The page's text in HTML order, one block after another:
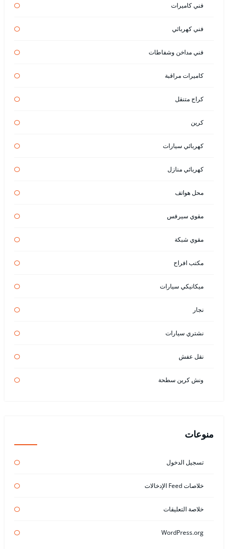
فني كاميرات
فني كهربائي
فني مداخن وشفاطات
كاميرات مراقبة
كراج متنقل
كرين
كهربائي سيارات
كهربائي منازل
محل هواتف
مقوي سيرفس
مقوي شبكة
مكتب افراح
ميكانيكي سيارات
نجار
نشتري سيارات
نقل عفش
ونش كرين سطحة
منوعات
تسجيل الدخول
خلاصات Feed الإدخالات
خلاصة التعليقات
WordPress.org